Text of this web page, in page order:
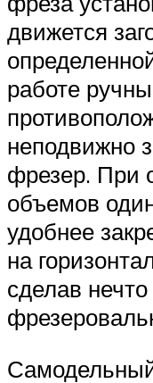
движется
работе
неподвижно
фрезер. При
объемов
удобнее
на
сделав